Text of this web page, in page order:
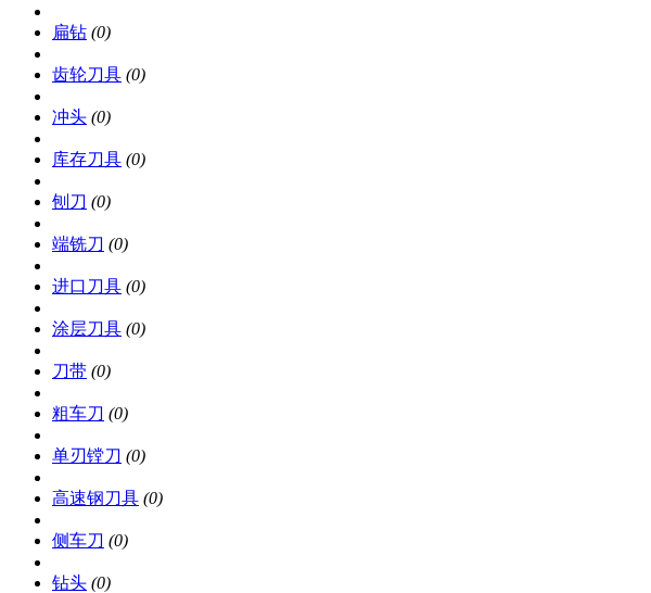
扁钻 (0)
齿轮刀具 (0)
冲头 (0)
库存刀具 (0)
刨刀 (0)
端铣刀 (0)
进口刀具 (0)
涂层刀具 (0)
刀带 (0)
粗车刀 (0)
单刃镗刀 (0)
高速钢刀具 (0)
侧车刀 (0)
钻头 (0)